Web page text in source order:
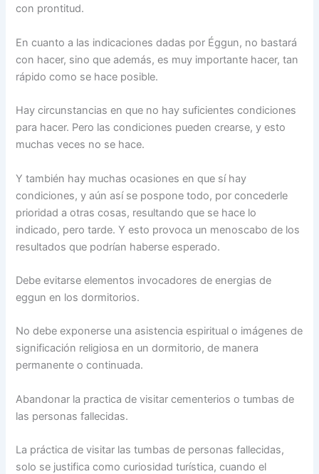
con prontitud.
En cuanto a las indicaciones dadas por Éggun, no bastará
con hacer, sino que además, es muy importante hacer, tan
rápido como se hace posible.
Hay circunstancias en que no hay suficientes condiciones
para hacer. Pero las condiciones pueden crearse, y esto
muchas veces no se hace.
Y también hay muchas ocasiones en que sí hay
condiciones, y aún así se pospone todo, por concederle
prioridad a otras cosas, resultando que se hace lo
indicado, pero tarde. Y esto provoca un menoscabo de los
resultados que podrían haberse esperado.
Debe evitarse elementos invocadores de energias de
eggun en los dormitorios.
No debe exponerse una asistencia espiritual o imágenes de
significación religiosa en un dormitorio, de manera
permanente o continuada.
Abandonar la practica de visitar cementerios o tumbas de
las personas fallecidas.
La práctica de visitar las tumbas de personas fallecidas,
solo se justifica como curiosidad turística, cuando el